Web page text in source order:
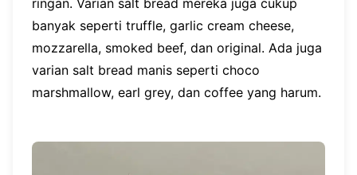
ringan. Varian salt bread mereka juga cukup
banyak seperti truffle, garlic cream cheese,
mozzarella, smoked beef, dan original. Ada juga
varian salt bread manis seperti choco
marshmallow, earl grey, dan coffee yang harum.